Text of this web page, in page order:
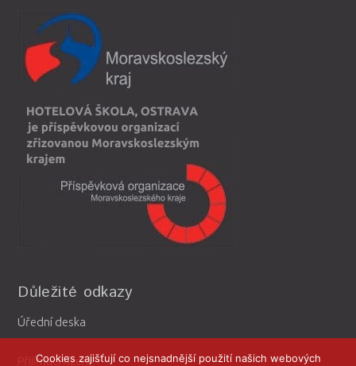
Důležité odkazy
Úřední deska
Přijímací řízení
Cookies zajišťují co nejsnadnější použití našich webových